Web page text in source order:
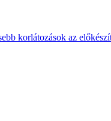
korlátozások az